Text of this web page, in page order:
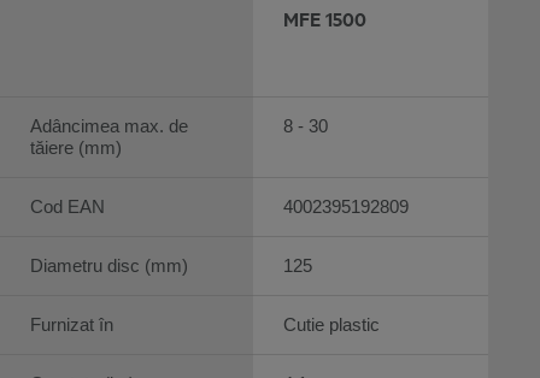
Adâncimea max. de
tăiere (mm)
Cod EAN
Diametru disc (mm)
Furnizat în
MFE 1500
8 - 30
4002395192809
125
Cutie plastic